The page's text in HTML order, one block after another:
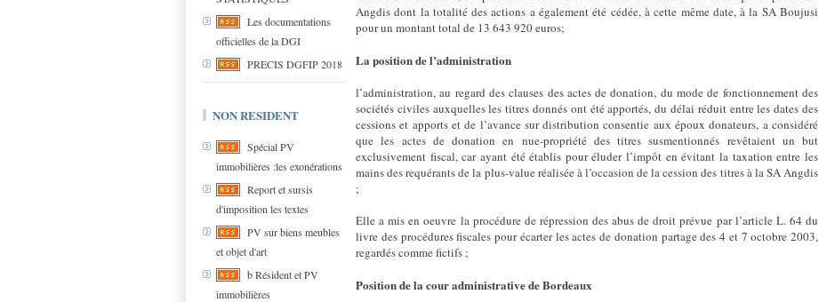
Les documentations
officielles de la DGI
PRECIS DGFIP 2018
NON RESIDENT
Spécial PV
immobilières :les exonérations
Report et sursis
d'imposition les textes
PV sur biens meubles
et objet d'art
b Résident et PV
immobilières
Angdis dont la totalité des actions a également été cédée, à cette même date, à la SA Boujusi
pour un montant total de 13 643 920 euros;
La position de l’administration
l’administration, au regard des clauses des actes de donation, du mode de fonctionnement des
sociétés civiles auxquelles les titres donnés ont été apportés, du délai réduit entre les dates des
cessions et apports et de l’avance sur distribution consentie aux époux donateurs, a considéré
que les actes de donation en nue-propriété des titres susmentionnés revêtaient un but
exclusivement fiscal, car ayant été établis pour éluder l’impôt en évitant la taxation entre les
mains des requérants de la plus-value réalisée à l’occasion de la cession des titres à la SA Angdis
;
Elle a mis en oeuvre la procédure de répression des abus de droit prévue par l’article L. 64 du
livre des procédures fiscales pour écarter les actes de donation partage des 4 et 7 octobre 2003,
regardés comme fictifs ;
Position de la cour administrative de Bordeaux